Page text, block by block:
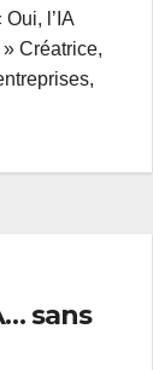
l’IA
Créatrice,
sans